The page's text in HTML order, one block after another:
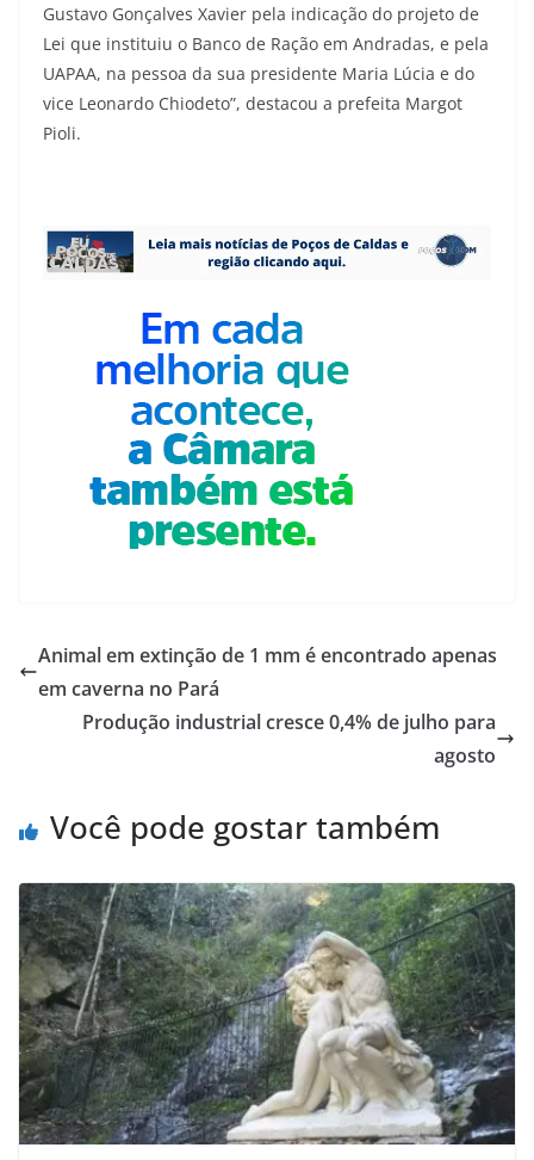
Gustavo Gonçalves Xavier pela indicação do projeto de
Lei que instituiu o Banco de Ração em Andradas, e pela
UAPAA, na pessoa da sua presidente Maria Lúcia e do
vice Leonardo Chiodeto”, destacou a prefeita Margot
Pioli.
Animal em extinção de 1 mm é encontrado apenas
em caverna no Pará
Produção industrial cresce 0,4% de julho para
agosto
Você pode gostar também